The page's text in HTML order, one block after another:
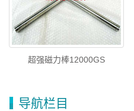
超强磁力棒12000GS
导航栏目